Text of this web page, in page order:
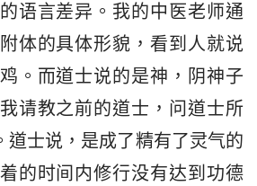
语言差异。我的中医老师通
体的具体形貌，看到人就说
。而道士说的是神，阴神子
请教之前的道士，问道士所
道士说，是成了精有了灵气的
的时间内修行没有达到功德